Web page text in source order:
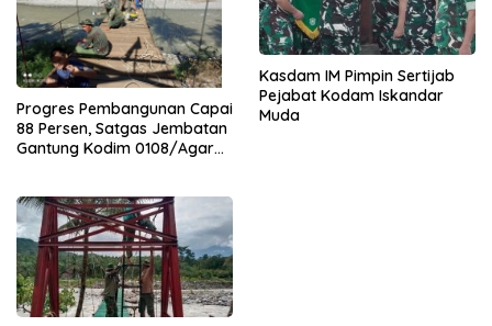
Progres Pembangunan Capai
88 Persen, Satgas Jembatan
Gantung Kodim 0108/Agara
Kasdam IM Pimpin Sertijab
Pejabat Kodam Iskandar
Muda